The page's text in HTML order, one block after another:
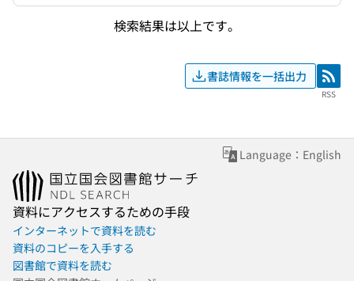
検索結果は以上です。
書誌情報を一括出力 RSS
RSS
Language：English
資料にアクセスするための手段
インターネットで資料を読む
資料のコピーを入手する
図書館で資料を読む